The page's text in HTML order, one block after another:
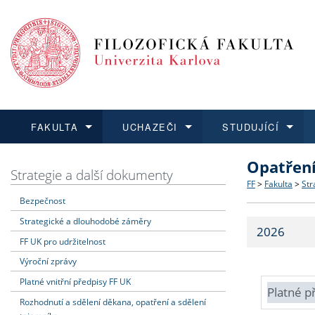
FAKULTA
Dozvědět se více
Struktura
Strategie
Fakultní
UCHAZEČI
Podat přihlášku
Co
Učitelské
STUDUJÍCÍ
Dozvědět se více
Dozvědět se více
O vědě a
Dozvědět se více
Aktuální
Strategie a další dokumenty
Bezpečnost
Strategické a dlouhodobé záměry
FF UK pro udržitelnost
Výroční zprávy
Platné vnitřní předpisy FF UK
Rozhodnutí a sdělení děkana, opatření a sdělení
FF > Fakulta >
2026
Platné